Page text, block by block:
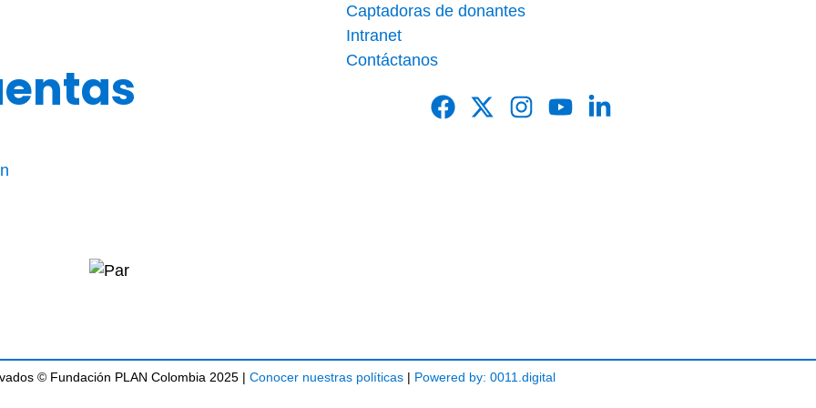
Captadoras de donantes
Intranet
Contáctanos
© Fundación PLAN Colombia 2025 | Conocer nuestras políticas| Powered by: 0011.digital